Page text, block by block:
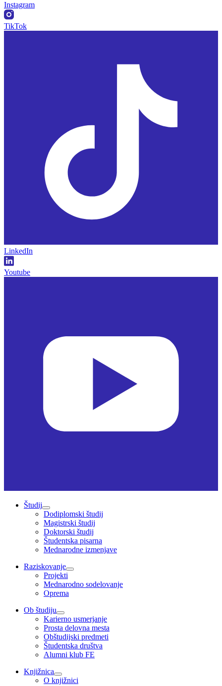
Instagram
TikTok
LinkedIn
Youtube
Študij
Dodiplomski študij
Magistrski študij
Doktorski študij
Študentska pisarna
Mednarodne izmenjave
Raziskovanje
Projekti
Mednarodno sodelovanje
Oprema
Ob študiju
Karierno usmerjanje
Prosta delovna mesta
Obštudijski predmeti
Študentska društva
Alumni klub FE
Knjižnica
O knjižnici